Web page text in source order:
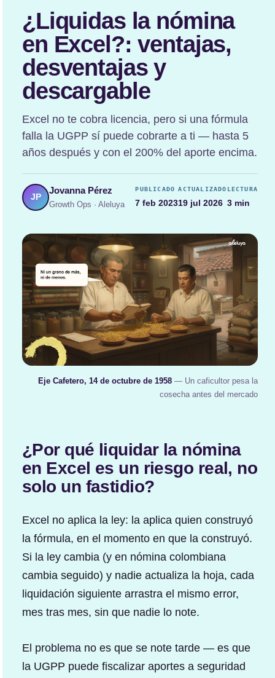
¿Liquidas la nómina
en Excel?: ventajas,
desventajas y
descargable
Excel no te cobra licencia, pero si una fórmula
falla la UGPP sí puede cobrarte a ti — hasta 5
años después y con el 200% del aporte encima.
JP
Jovanna Pérez
Growth Ops · Aleluya
PUBLICADO
7 feb 2023
ACTUALIZADO
19 jul 2026
LECTURA
3 min
Eje Cafetero, 14 de octubre de 1958 — Un caficultor pesa la
cosecha antes del mercado
¿Por qué liquidar la nómina
en Excel es un riesgo real, no
solo un fastidio?
Excel no aplica la ley: la aplica quien construyó
la fórmula, en el momento en que la construyó.
Si la ley cambia (y en nómina colombiana
cambia seguido) y nadie actualiza la hoja, cada
liquidación siguiente arrastra el mismo error,
mes tras mes, sin que nadie lo note.
El problema no es que se note tarde — es que
la UGPP puede fiscalizar aportes a seguridad